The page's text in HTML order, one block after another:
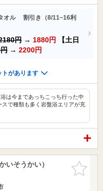
オル 割引き（8/11~16利
円 → 1880円
【土日
→ 2200円
があります
は今まであっちこっち行った中
で種類も多く岩盤浴エリアが充
お気に入
りに追加
いそうかい）